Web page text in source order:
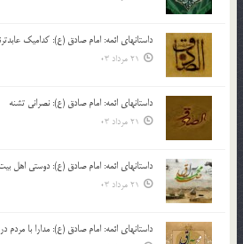
داستانهای ائمه: امام صادق (ع): کدامیک
21 مرداد 03
داستانهای ائمه: امام صادق (ع): نصرانی تشنه
21 مرداد 03
داستانهای ائمه: امام صادق (ع): دوستی اهل بیت
21 مرداد 03
داستانهای ائمه: امام صادق (ع): مدارا با